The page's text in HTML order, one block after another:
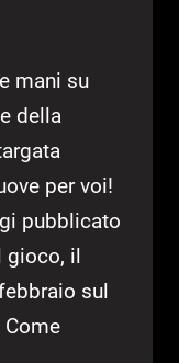
mani su
della
per voi!
pubblicato
gioco, il
sul
Come